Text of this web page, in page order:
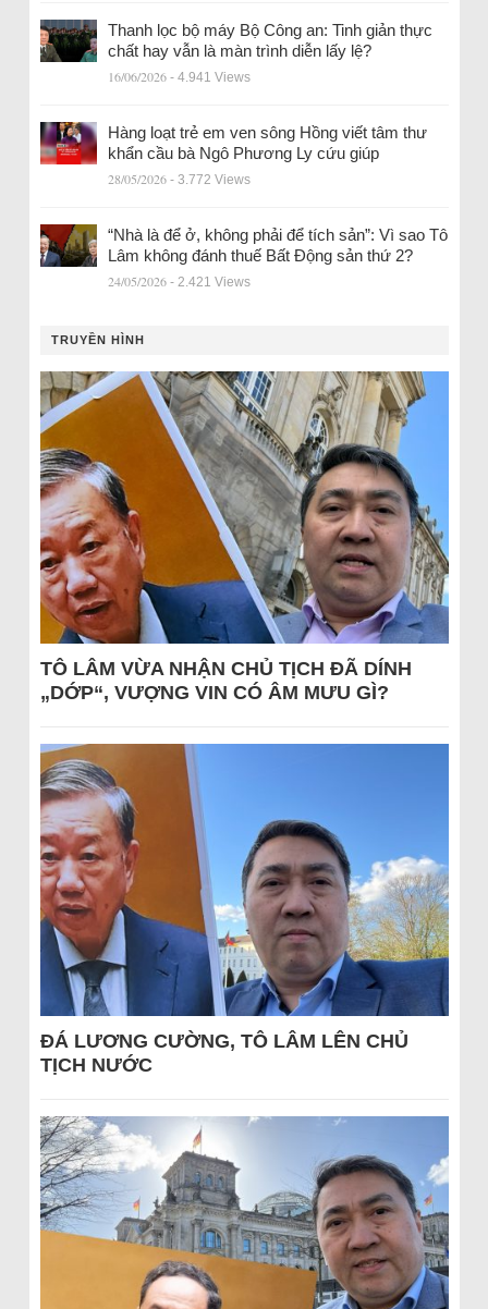
Thanh lọc bộ máy Bộ Công an: Tinh giản thực
chất hay vẫn là màn trình diễn lấy lệ?
16/06/2026 - 4.941 Views
Hàng loạt trẻ em ven sông Hồng viết tâm thư
khẩn cầu bà Ngô Phương Ly cứu giúp
28/05/2026 - 3.772 Views
“Nhà là để ở, không phải để tích sản”: Vì sao Tô
Lâm không đánh thuế Bất Động sản thứ 2?
24/05/2026 - 2.421 Views
TRUYỀN HÌNH
TÔ LÂM VỪA NHẬN CHỦ TỊCH ĐÃ DÍNH
„DỚP“, VƯỢNG VIN CÓ ÂM MƯU GÌ?
ĐÁ LƯƠNG CƯỜNG, TÔ LÂM LÊN CHỦ
TỊCH NƯỚC